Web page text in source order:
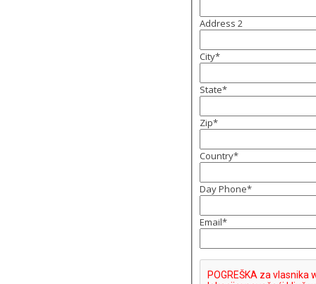
Address 2
City*
State*
Zip*
Country*
Day Phone*
Email*